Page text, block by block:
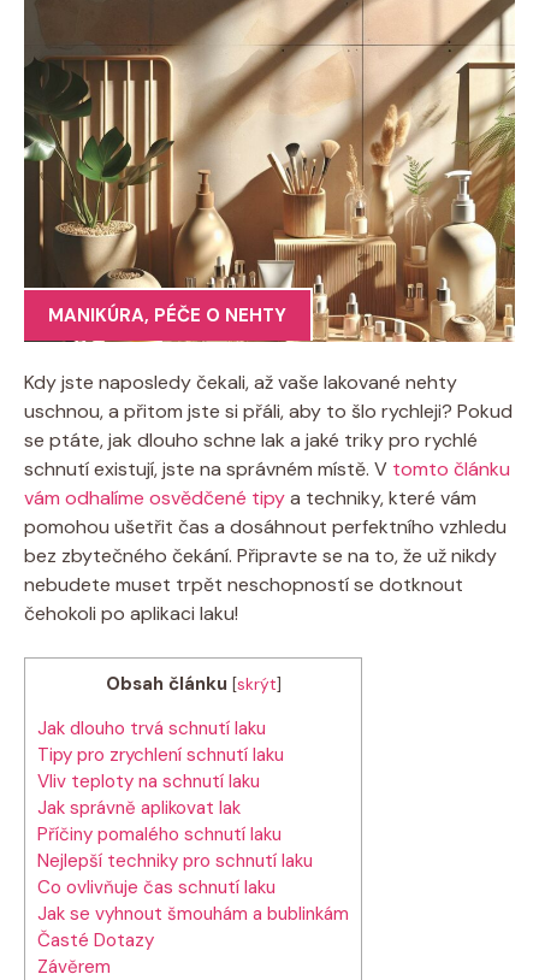
MANIKÚRA, PÉČE O NEHTY
Kdy jste naposledy čekali, až vaše lakované nehty
uschnou, a přitom jste si přáli, aby to šlo rychleji? Pokud
se ptáte, jak dlouho schne lak a jaké triky pro rychlé
schnutí existují, jste na správném místě. V tomto článku
vám odhalíme osvědčené tipya techniky, které vám
pomohou ušetřit čas a dosáhnout perfektního vzhledu
bez zbytečného čekání. Připravte se na to, že už nikdy
nebudete muset trpět neschopností se dotknout
čehokoli po aplikaci laku!
Obsah článku [skrýt]
Jak dlouho trvá schnutí laku
Tipy pro zrychlení schnutí laku
Vliv teploty na schnutí laku
Jak správně aplikovat lak
Příčiny pomalého schnutí laku
Nejlepší techniky pro schnutí laku
Co ovlivňuje čas schnutí laku
Jak se vyhnout šmouhám a bublinkám
Časté Dotazy
Závěrem